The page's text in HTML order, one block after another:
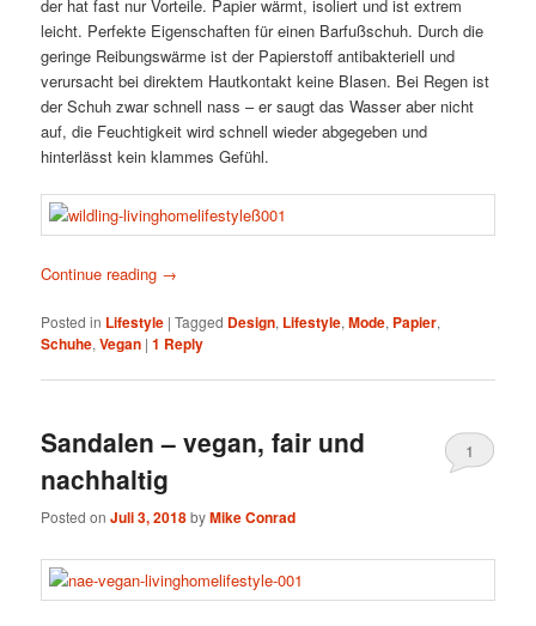
der hat fast nur Vorteile. Papier wärmt, isoliert und ist extrem
leicht. Perfekte Eigenschaften für einen Barfußschuh. Durch die
geringe Reibungswärme ist der Papierstoff antibakteriell und
verursacht bei direktem Hautkontakt keine Blasen. Bei Regen ist
der Schuh zwar schnell nass – er saugt das Wasser aber nicht
auf, die Feuchtigkeit wird schnell wieder abgegeben und
hinterlässt kein klammes Gefühl.
Continue reading →
Posted in Lifestyle |Tagged Design, Lifestyle,Mode, Papier,
Schuhe,Vegan |1 Reply
Sandalen – vegan, fair und
nachhaltig
Posted onJuli 3, 2018byMike Conrad
1